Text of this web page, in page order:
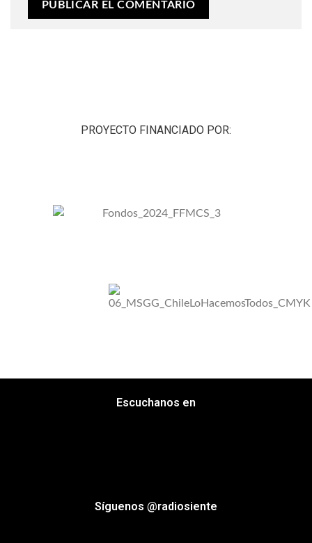
PROYECTO FINANCIADO POR:
Escuchanos en
Síguenos @radiosiente